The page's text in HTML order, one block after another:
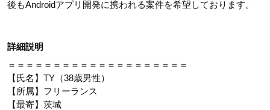
後もAndroidアプリ開発に携われる案件を希望しております。
詳細説明
＝＝＝＝＝＝＝＝＝＝＝＝＝＝＝＝＝＝＝＝
【氏名】TY（38歳男性）
【所属】フリーランス
【最寄】茨城